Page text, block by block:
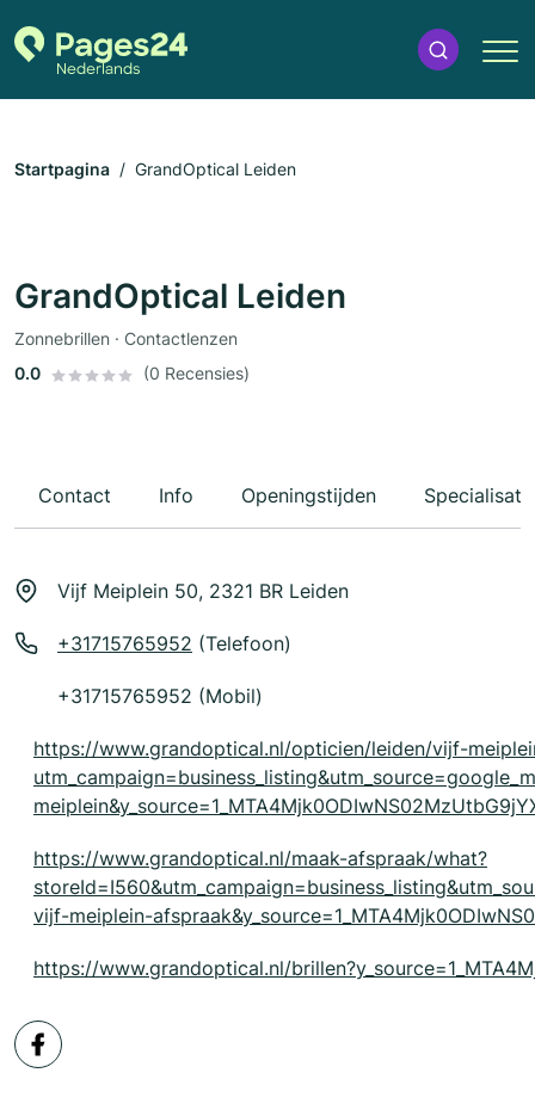
Startpagina GrandOptical Leiden
GrandOptical Leiden
Zonnebrillen · Contactlenzen
0.0
(0 Recensies)
Contact Info Openingstijden
Vijf Meiplein 50, 2321 BR Leiden
+31715765952 (Telefoon)
+31715765952 (Mobil)
https://www.grandoptical.nl/opticien/leiden/vijf-
https://www.grandoptical.nl/maak-afspraak/what?
vijf-meiplein-
https://www.grandoptical.nl/